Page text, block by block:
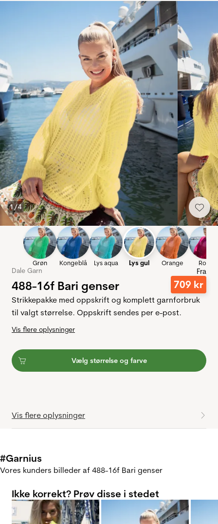
1/4
Grøn Kongeblå Lys aqua Lys gul Orange Rosa
Dale Garn
488-16f Bari genser
Fra
709 kr
Strikkepakke med oppskrift og komplett garnforbruk
til valgt størrelse. Oppskrift sendes per e-post.
Vis flere oplysninger
Vælg størrelse og farve
Vis flere oplysninger
#Garnius
Vores kunders billeder af 488-16f Bari genser
Ikke korrekt? Prøv disse i stedet